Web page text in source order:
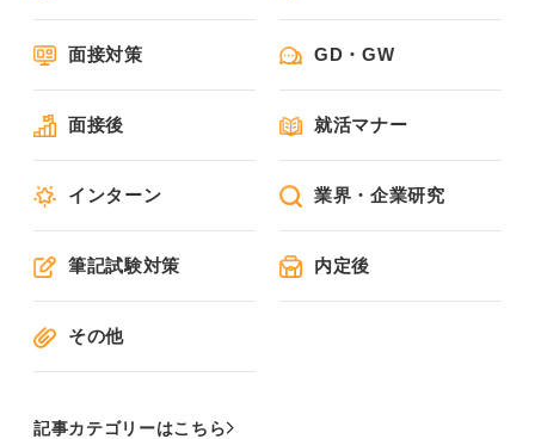
面接対策 GD・GW
面接後 就活マナー
インターン 業界・企業研究
筆記試験対策 内定後
その他
記事カテゴリーはこちら